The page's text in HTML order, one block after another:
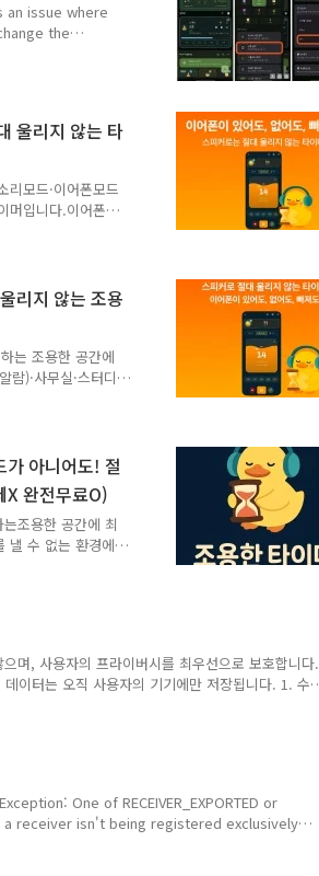
an issue where
the
updated
by tapping
울리지 않는 타
모드·이어폰모드
머입니다.이어폰이
사·도서관(5분/10
대중교통(지하철/
폰이 없으면 절대
어있으면 이어폰으
때마다 감정·메
생활 패턴이 자연
리지 않는 조용
는 조용한 공간에
)·사무실·스터디
수 없는 환경에서
에도이어폰 모드
타이머를 사용할 때
만의 루틴과 생활
아니어도! 절
X 완전무료O)
조용한 공간에 최
낼 수 없는 환경에
이어폰이 없어도
하게 울려요!타이
음!결제 없음!완
머 - Google Play
며, 사용자의 프라이버시를 최우선으로 보호합니다.
이터는 오직 사용자의 기기에만 저장됩니다. 1. 수
지 않습니다. 이름, 이메일 주소, 전화번호 등의
데이터도 없음서버에 저장되는 데이터 없음 앱 내
는 더 나은 사용자 경험을 제공하기 위해 익명 사
or
을 타겟팅하는 앱에서는 이 권한과 타입 지정이
크래시됩니다. 이 타입은 실제로 미디어를 재생하